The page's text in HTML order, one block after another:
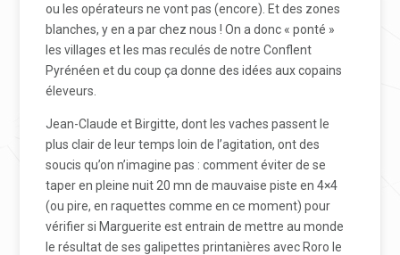
ou les opérateurs ne vont pas (encore). Et des zones
blanches, y en a par chez nous ! On a donc « ponté »
les villages et les mas reculés de notre Conflent
Pyrénéen et du coup ça donne des idées aux copains
éleveurs.
Jean-Claude et Birgitte, dont les vaches passent le
plus clair de leur temps loin de l’agitation, ont des
soucis qu’on n’imagine pas : comment éviter de se
taper en pleine nuit 20 mn de mauvaise piste en 4×4
(ou pire, en raquettes comme en ce moment) pour
vérifier si Marguerite est entrain de mettre au monde
le résultat de ses galipettes printanières avec Roro le